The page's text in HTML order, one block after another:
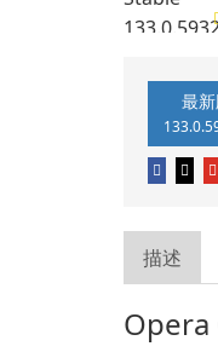
最
描述
Opera